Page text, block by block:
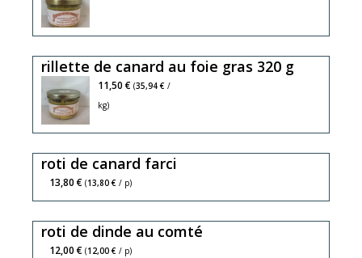
rillette de canard au foie gras 320 g
11,50 € (35,94 € /
kg)
roti de canard farci
13,80 € (13,80 € / p)
roti de dinde au comté
12,00 € (12,00 € / p)